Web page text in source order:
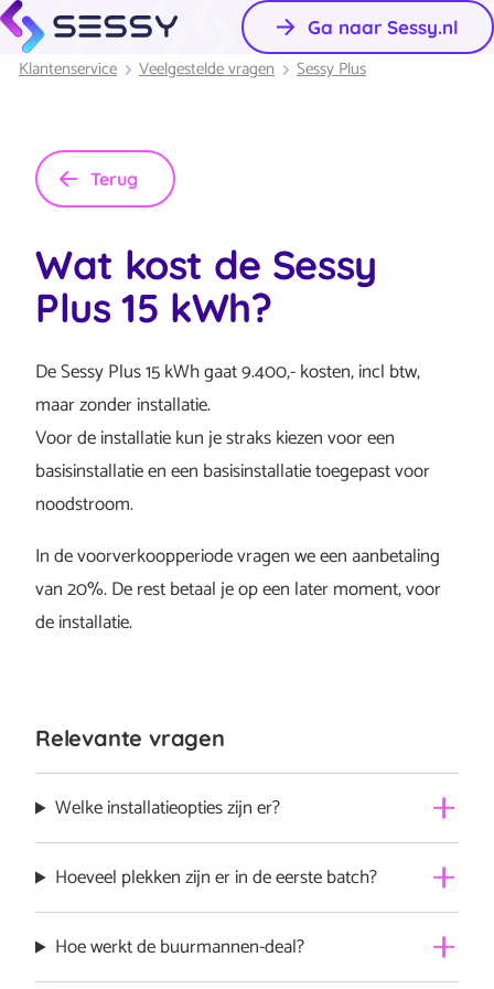
Ga naar Sessy.nl
Klantenservice Veelgestelde vragen Sessy Plus
Terug
Wat kost de Sessy
Plus 15 kWh?
De Sessy Plus 15 kWh gaat 9.400,- kosten, incl btw,
maar zonder installatie.
Voor de installatie kun je straks kiezen voor een
basisinstallatie en een basisinstallatie toegepast voor
noodstroom.
In de voorverkoopperiode vragen we een aanbetaling
van 20%. De rest betaal je op een later moment, voor
de installatie.
Relevante vragen
Welke installatieopties zijn er?
installatieopties: Basisinstallatie — standaard installatie
Basisinstallatie met noodstroom — zelfde installatie,
Hoeveel plekken zijn er in de eerste batch?
voorraad. Het aantal plekken in de eerste batch van
Hoe werkt de buurmannen-deal?